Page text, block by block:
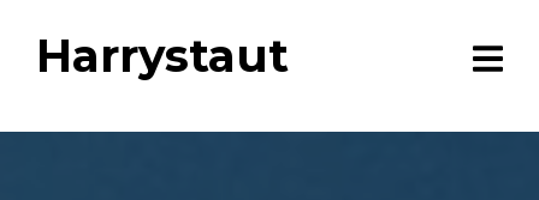
Harrystaut